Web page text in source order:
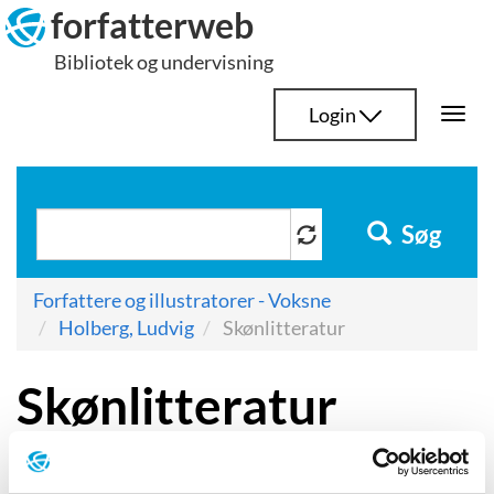
Hop
til
indhold
forfatterweb
Bibliotek og undervisning
Login
Søg
Forfattere og illustratorer - Voksne
Holberg, Ludvig
Skønlitteratur
Skønlitteratur